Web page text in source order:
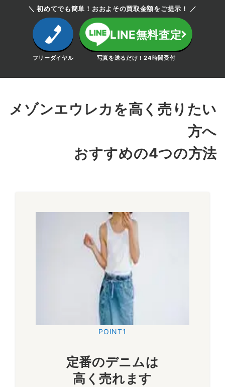
＼ 初めてでも簡単！おおよその買取金額をご提示！ ／
フリーダイヤル
LINE無料査定
写真を送るだけ！24時間受付
メゾンエウレカを高く売りたい
方へ
おすすめの4つの方法
POINT1
定番のデニムは
高く売れます